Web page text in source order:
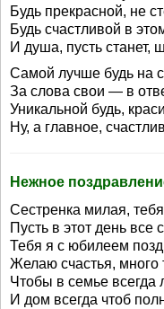
Будь прекрасной, не
Будь счастливой в
И душа, пусть станет,
Самой лучше будь на
За слова свои — в
Уникальной будь,
Ну, а главное,
Нежное
Сестренка милая,
Пусть в этот день все
Тебя я с юбилеем
Желаю счастья, много
Чтобы в семье всегда
И дом всегда чтоб